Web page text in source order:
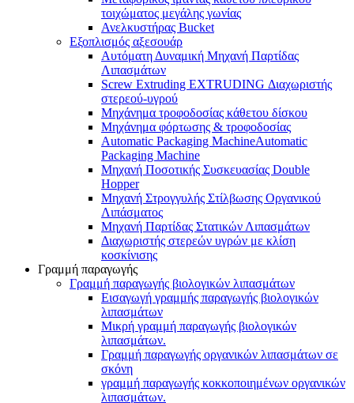
τοιχώματος μεγάλης γωνίας
Ανελκυστήρας Bucket
Εξοπλισμός αξεσουάρ
Αυτόματη Δυναμική Μηχανή Παρτίδας
Λιπασμάτων
Screw Extruding EXTRUDING Διαχωριστής
στερεού-υγρού
Μηχάνημα τροφοδοσίας κάθετου δίσκου
Μηχάνημα φόρτωσης & τροφοδοσίας
Automatic Packaging MachineAutomatic
Packaging Machine
Μηχανή Ποσοτικής Συσκευασίας Double
Hopper
Μηχανή Στρογγυλής Στίλβωσης Οργανικού
Λιπάσματος
Μηχανή Παρτίδας Στατικών Λιπασμάτων
Διαχωριστής στερεών υγρών με κλίση
κοσκίνισης
Γραμμή παραγωγής
Γραμμή παραγωγής βιολογικών λιπασμάτων
Εισαγωγή γραμμής παραγωγής βιολογικών
λιπασμάτων
Μικρή γραμμή παραγωγής βιολογικών
λιπασμάτων.
Γραμμή παραγωγής οργανικών λιπασμάτων σε
σκόνη
γραμμή παραγωγής κοκκοποιημένων οργανικών
λιπασμάτων.